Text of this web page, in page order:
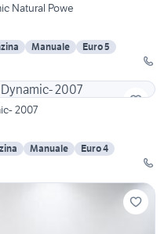
Natural Powe
Manuale
Euro 5
2007
Manuale
Euro 4